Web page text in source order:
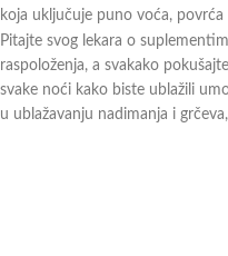
koja uključuje puno voća,
Pitajte svog lekara o
raspoloženja, a svakako
svake noći kako biste ublažili
u ublažavanju nadimanja i